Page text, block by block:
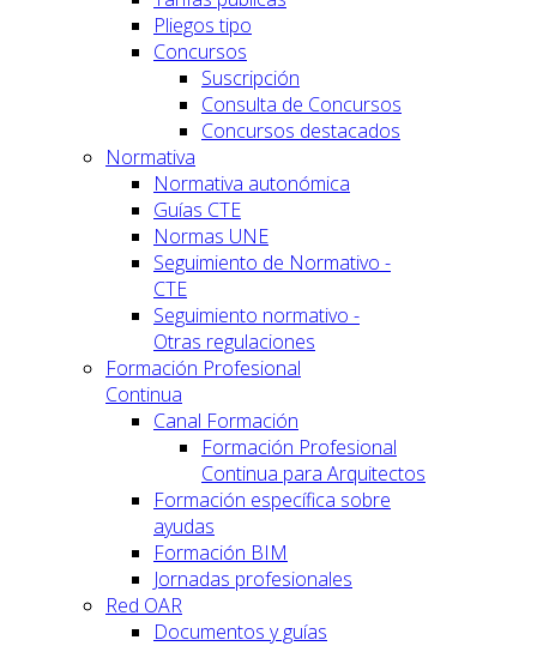
Pliegos tipo
Concursos
Suscripción
Consulta de Concursos
Concursos destacados
Normativa
Normativa autonómica
Guías CTE
Normas UNE
Seguimiento de Normativo -
CTE
Seguimiento normativo -
Otras regulaciones
Formación Profesional
Continua
Canal Formación
Formación Profesional
Continua para Arquitectos
Formación específica sobre
ayudas
Formación BIM
Jornadas profesionales
Red OAR
Documentos y guías